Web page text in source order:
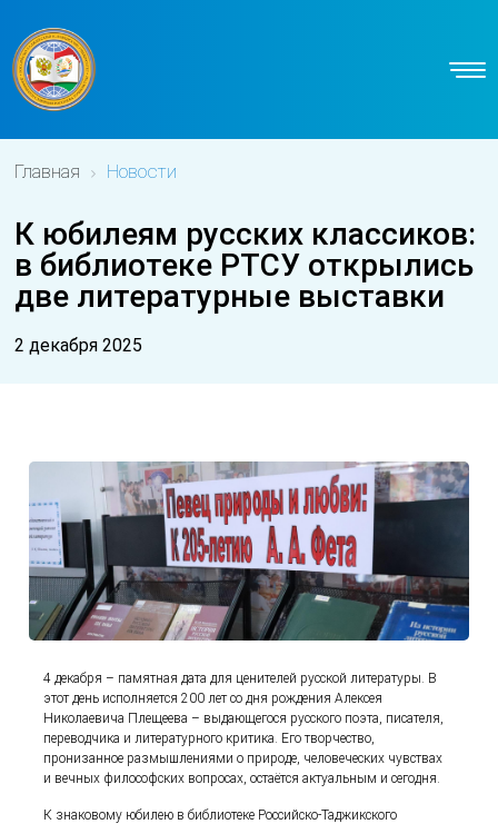
Главная Новости
К юбилеям русских классиков:
в библиотеке РТСУ открылись
две литературные выставки
2 декабря 2025
4 декабря – памятная дата для ценителей русской литературы. В
этот день исполняется 200 лет со дня рождения Алексея
Николаевича Плещеева – выдающегося русского поэта, писателя,
переводчика и литературного критика. Его творчество,
пронизанное размышлениями о природе, человеческих чувствах
и вечных философских вопросах, остаётся актуальным и сегодня.
К знаковому юбилею в библиотеке Российско-Таджикского